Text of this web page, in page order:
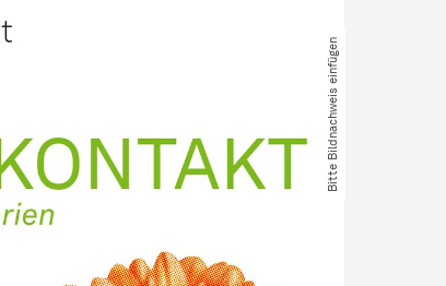
Bitte Bildnachweis einfügen